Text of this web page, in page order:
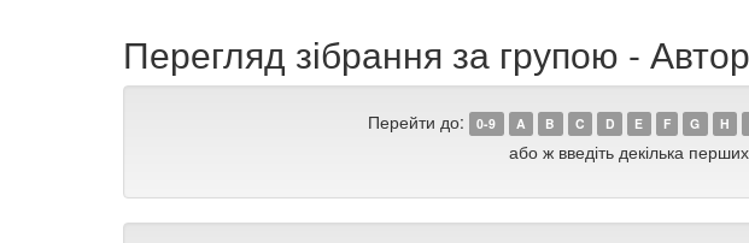
Перегляд зібрання за групою -
Перейти до: 0-9 A B C D E F G H
або ж введіть декілька